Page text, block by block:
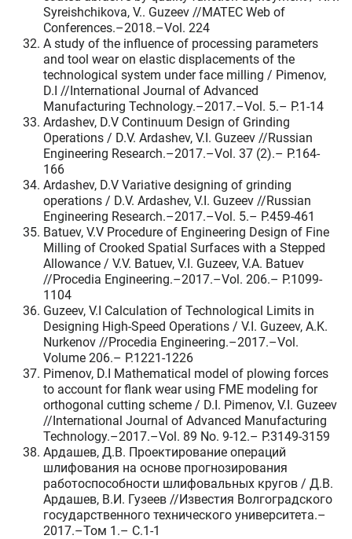
Syreishchikova, V.. Guzeev //MATEC Web of
Conferences.–2018.–Vol. 224
A study of the influence of processing parameters
and tool wear on elastic displacements of the
technological system under face milling / Pimenov,
D.I //International Journal of Advanced
Manufacturing Technology.–2017.–Vol. 5.– P.1-14
Ardashev, D.V Continuum Design of Grinding
Operations / D.V. Ardashev, V.I. Guzeev //Russian
Engineering Research.–2017.–Vol. 37 (2).– P.164-
166
Ardashev, D.V Variative designing of grinding
operations / D.V. Ardashev, V.I. Guzeev //Russian
Engineering Research.–2017.–Vol. 5.– P.459-461
Batuev, V.V Procedure of Engineering Design of Fine
Milling of Crooked Spatial Surfaces with a Stepped
Allowance / V.V. Batuev, V.I. Guzeev, V.A. Batuev
//Procedia Engineering.–2017.–Vol. 206.– P.1099-
1104
Guzeev, V.I Calculation of Technological Limits in
Designing High-Speed Operations / V.I. Guzeev, A.K.
Nurkenov //Procedia Engineering.–2017.–Vol.
Volume 206.– P.1221-1226
Pimenov, D.I Mathematical model of plowing forces
to account for flank wear using FME modeling for
orthogonal cutting scheme / D.I. Pimenov, V.I. Guzeev
//International Journal of Advanced Manufacturing
Technology.–2017.–Vol. 89 No. 9-12.– P.3149-3159
Ардашев, Д.В. Проектирование операций
шлифования на основе прогнозирования
работоспособности шлифовальных кругов / Д.В.
Ардашев, В.И. Гузеев //Известия Волгоградского
государственного технического университета.–
2017.–Том 1.– C.1-1